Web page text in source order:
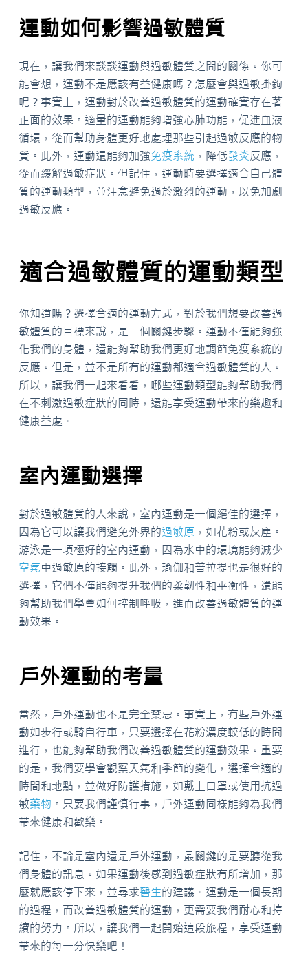
運動如何影響過敏體質
現在，讓我們來談談運動與過敏體質之間的關係。你可
能會想，運動不是應該有益健康嗎？怎麼會與過敏掛鉤
呢？事實上，運動對於改善過敏體質的運動確實存在著
正面的效果。適量的運動能夠增強心肺功能，促進血液
循環，從而幫助身體更好地處理那些引起過敏反應的物
質。此外，運動還能夠加強免疫系統 ，降低發炎反應，
從而緩解過敏症狀。但記住，運動時要選擇適合自己體
質的運動類型，並注意避免過於激烈的運動，以免加劇
過敏反應。
適合過敏體質的運動類型
你知道嗎？選擇合適的運動方式，對於我們想要改善過
敏體質的目標來說，是一個關鍵步驟。運動不僅能夠強
化我們的身體，還能夠幫助我們更好地調節免疫系統的
反應。但是，並不是所有的運動都適合過敏體質的人。
所以，讓我們一起來看看，哪些運動類型能夠幫助我們
在不刺激過敏症狀的同時，還能享受運動帶來的樂趣和
健康益處。
室內運動選擇
對於過敏體質的人來說，室內運動是一個絕佳的選擇，
因為它可以讓我們避免外界的過敏原 ，如花粉或灰塵。
游泳是一項極好的室內運動，因為水中的環境能夠減少
空氣中過敏原的接觸。此外，瑜伽和普拉提也是很好的
選擇，它們不僅能夠提升我們的柔韌性和平衡性，還能
夠幫助我們學會如何控制呼吸，進而改善過敏體質的運
動效果。
戶外運動的考量
當然，戶外運動也不是完全禁忌。事實上，有些戶外運
動如步行或騎自行車，只要選擇在花粉濃度較低的時間
進行，也能夠幫助我們改善過敏體質的運動效果。重要
的是，我們要學會觀察天氣和季節的變化，選擇合適的
時間和地點，並做好防護措施，如戴上口罩或使用抗過
敏藥物 。只要我們謹慎行事，戶外運動同樣能夠為我們
帶來健康和歡樂。
記住，不論是室內還是戶外運動，最關鍵的是要聽從我
們身體的訊息。如果運動後感到過敏症狀有所增加，那
麼就應該停下來，並尋求醫生的建議。運動是一個長期
的過程，而改善過敏體質的運動，更需要我們耐心和持
續的努力。所以，讓我們一起開始這段旅程，享受運動
帶來的每一分快樂吧！